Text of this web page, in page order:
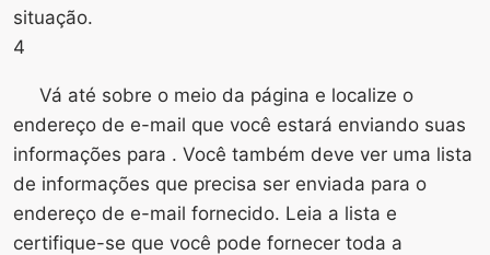
situação.
4
Vá até sobre o meio da página e localize o
endereço de e-mail que você estará enviando suas
informações para . Você também deve ver uma lista
de informações que precisa ser enviada para o
endereço de e-mail fornecido. Leia a lista e
certifique-se que você pode fornecer toda a